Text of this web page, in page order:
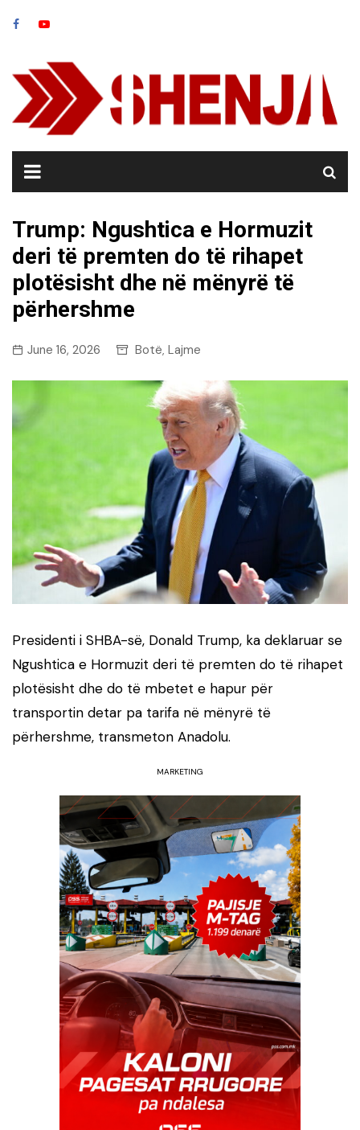
Trump: Ngushtica e Hormuzit
deri të premten do të rihapet
plotësisht dhe në mënyrë të
përhershme
June 16, 2026 Botë, Lajme
Presidenti i SHBA-së, Donald Trump, ka deklaruar se
Ngushtica e Hormuzit deri të premten do të rihapet
plotësisht dhe do të mbetet e hapur për
transportin detar pa tarifa në mënyrë të
përhershme, transmeton Anadolu.
MARKETING